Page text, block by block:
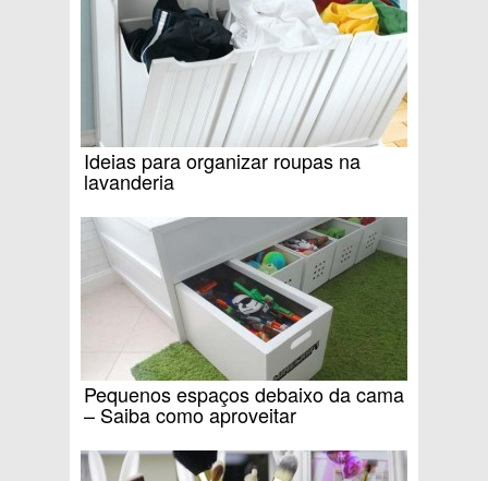
Ideias para organizar roupas na
lavanderia
Pequenos espaços debaixo da cama
– Saiba como aproveitar